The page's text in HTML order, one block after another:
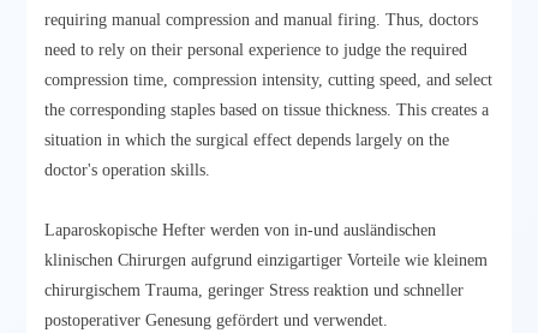
requiring manual compression and manual firing. Thus, doctors
need to rely on their personal experience to judge the required
compression time, compression intensity, cutting speed, and select
the corresponding staples based on tissue thickness. This creates a
situation in which the surgical effect depends largely on the
doctor's operation skills.
Laparoskopische Hefter werden von in-und ausländischen
klinischen Chirurgen aufgrund einzigartiger Vorteile wie kleinem
chirurgischem Trauma, geringer Stress reaktion und schneller
postoperativer Genesung gefördert und verwendet.